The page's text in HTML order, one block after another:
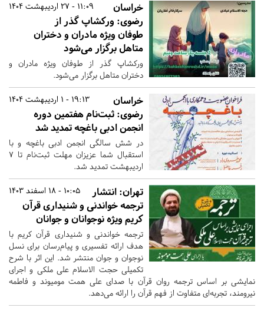
11:09 - 27 اردیبهشت 1404
خراسان
رضوی: ورکشاپ گذر از
طوفان ویژه مادران و دختران
متاهل برگزار می‌شود
ورکشاپ گذر از طوفان ویژه مادران و
دختران متاهل برگزار می‌شود.
19:13 - 1 اردیبهشت 1404
خراسان
رضوی: ثبت‌نام هفتمین دوره
انجمن ادبی باغچه تمدید شد
در شش سالگی انجمن ادبی باغچه و با
استقبال شما عزیزان مهلت ثبت‌نام تا ۷
اردیبهشت تمدید شد.
10:05 - 18 اسفند 1403 تهران: انتشار
ترجمه خواندنی و شنیداری قرآن
کریم ویژه نوجوانان و جوانان
ترجمه خواندنی و شنیداری قرآن کریم با
هدف ارائه تفسیری و پیام‌رسان برای نسل
نوجوان و جوان منتشر شد. این اثر با شرح
تکمیلی حجت الاسلام علی ملکی و اجرای
نمایشی بر اساس ترجمه روان قرآن با صدای علی همت مومیوند و فاطمه
نیرومند، تجربه‌ای متفاوت از فهم قرآن را ارائه می‌دهد.